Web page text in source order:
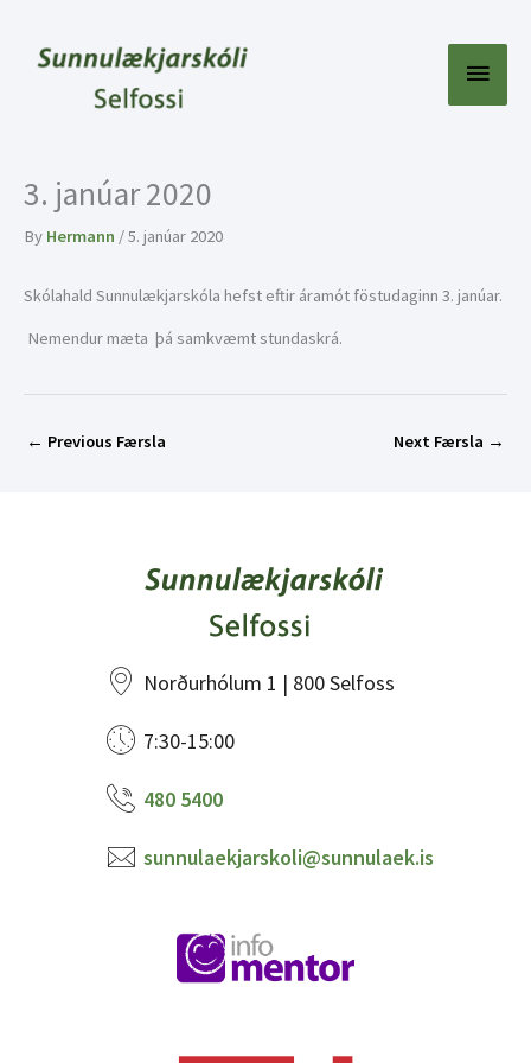
content
Main
3. janúar 2020
By Hermann /5. janúar 2020
Skólahald Sunnulækjarskóla hefst eftir áramót föstudaginn 3. janúar.
Nemendur mæta þá samkvæmt stundaskrá.
← Previous Færsla Next Færsla →
Norðurhólum 1 | 800 Selfoss
7:30-15:00
480 5400
sunnulaekjarskoli@sunnulaek.is